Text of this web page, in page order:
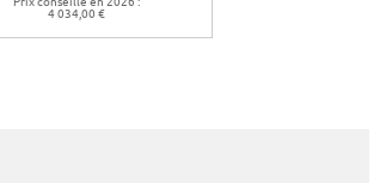
4 034,00 €